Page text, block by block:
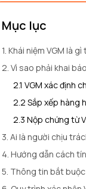
Mục lục
1. Khái niệm VGM là
2. Vì sao phải khai
2.1 VGM xác định
2.2 Sắp xếp hàng
2.3 Nộp chứng từ
3. Ai là người chịu
4. Hướng dẫn cách
5. Thông tin bắt